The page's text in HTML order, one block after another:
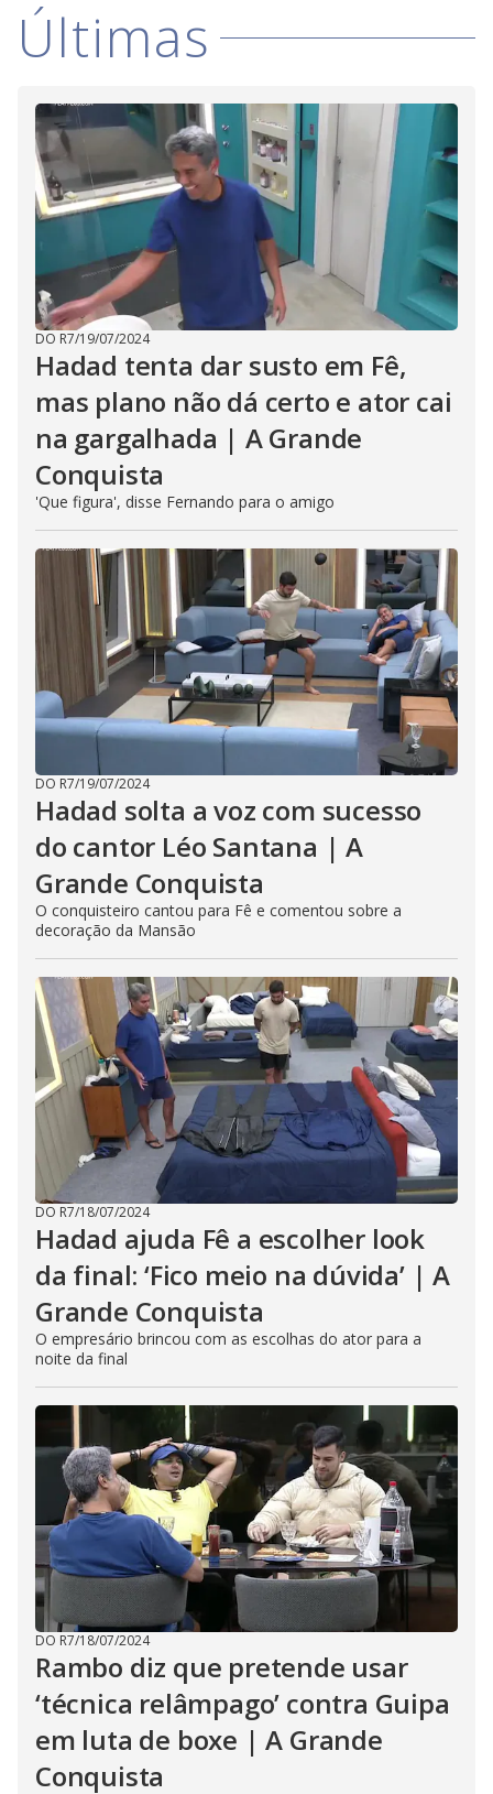
Últimas
DO R7/19/07/2024
Hadad tenta dar susto em Fê,
mas plano não dá certo e ator cai
na gargalhada | A Grande
Conquista
'Que figura', disse Fernando para o amigo
DO R7/19/07/2024
Hadad solta a voz com sucesso
do cantor Léo Santana | A
Grande Conquista
O conquisteiro cantou para Fê e comentou sobre a
decoração da Mansão
DO R7/18/07/2024
Hadad ajuda Fê a escolher look
da final: ‘Fico meio na dúvida’ | A
Grande Conquista
O empresário brincou com as escolhas do ator para a
noite da final
DO R7/18/07/2024
Rambo diz que pretende usar
‘técnica relâmpago’ contra Guipa
em luta de boxe | A Grande
Conquista